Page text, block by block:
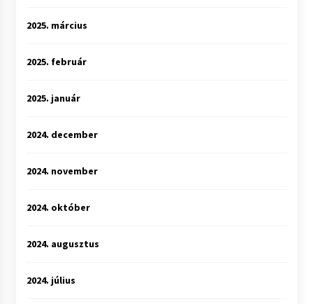
2025. március
2025. február
2025. január
2024. december
2024. november
2024. október
2024. augusztus
2024. július